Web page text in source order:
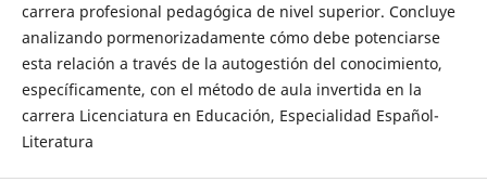
carrera profesional pedagógica de nivel superior. Concluye
analizando pormenorizadamente cómo debe potenciarse
esta relación a través de la autogestión del conocimiento,
específicamente, con el método de aula invertida en la
carrera Licenciatura en Educación, Especialidad Español-
Literatura